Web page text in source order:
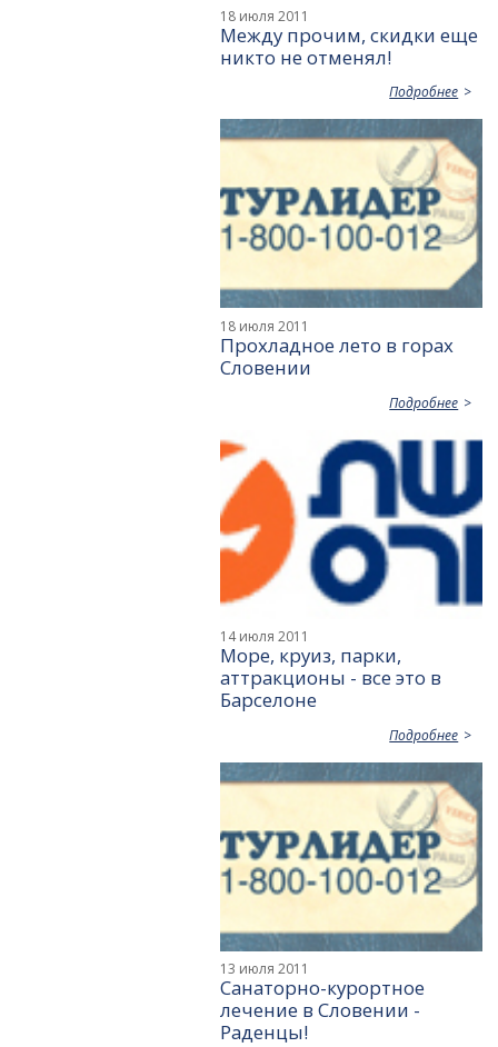
18 июля 2011
Между прочим, скидки еще
никто не отменял!
Подробнее
18 июля 2011
Прохладное лето в горах
Словении
Подробнее
14 июля 2011
Море, круиз, парки,
аттракционы - все это в
Барселоне
Подробнее
13 июля 2011
Санаторно-курортное
лечение в Словении -
Раденцы!